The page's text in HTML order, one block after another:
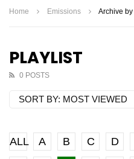
Home Emissions Archive
PLAYLIST
0 POSTS
SORT BY: MOST VIEWED
ALL A B C D